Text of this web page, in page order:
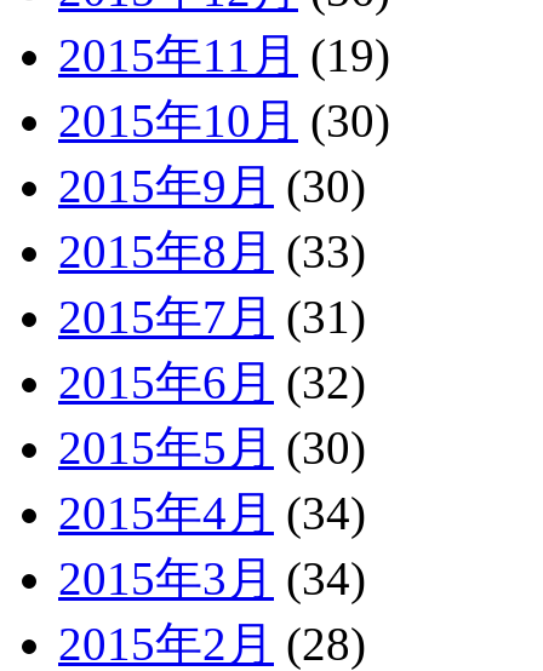
2015年11月 (19)
2015年10月 (30)
2015年9月 (30)
2015年8月 (33)
2015年7月 (31)
2015年6月 (32)
2015年5月 (30)
2015年4月 (34)
2015年3月 (34)
2015年2月 (28)